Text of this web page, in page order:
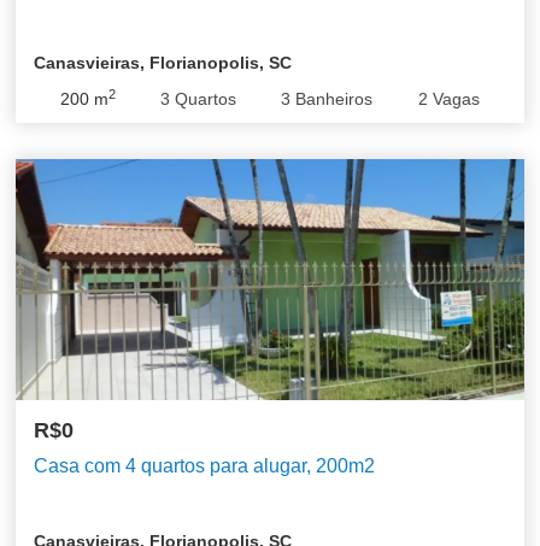
Canasvieiras, Florianopolis, SC
200 m2 3 Quartos 3 Banheiros 2 Vagas
R$0
Casa com 4 quartos para alugar, 200m2
Canasvieiras, Florianopolis, SC